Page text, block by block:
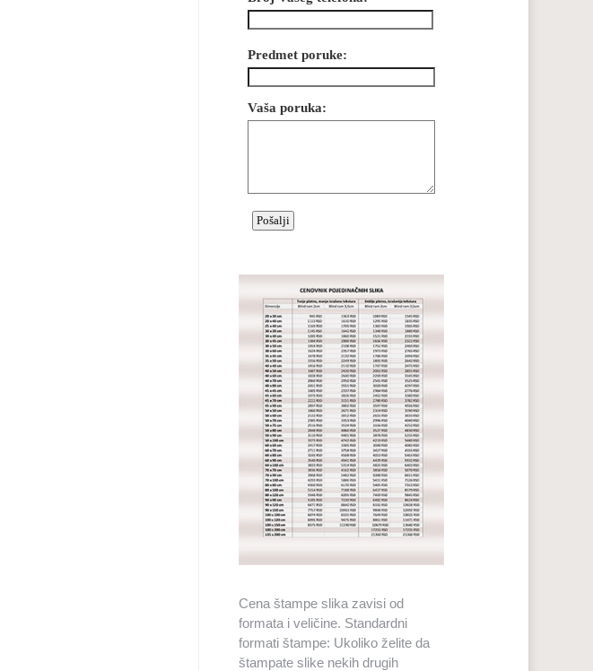
Cena štampe slika zavisi od
formata i veličine. Standardni
formati štampe: Ukoliko želite da
štampate slike nekih drugih